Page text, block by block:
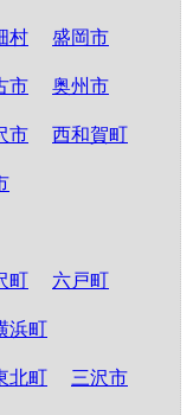
村 盛岡市
市 奥州市
市 西和賀町
町 六戸町
浜町
北町 三沢市